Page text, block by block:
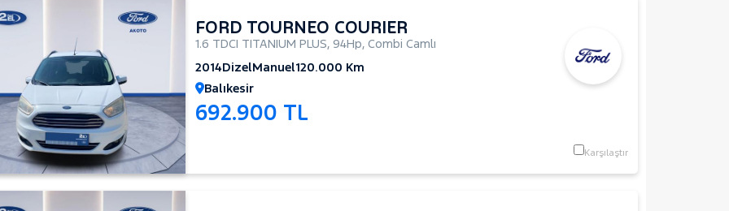
FORD TOURNEO COURIER
1.6 TDCI TITANIUM PLUS, 94Hp, Combi Camlı
2014DizelManuel120.000 Km
Balıkesir
692.900 TL
Karşılaştır